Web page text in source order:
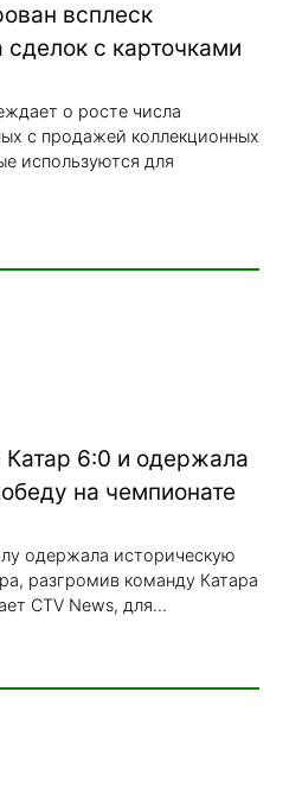
всплеск
с карточками
о росте числа
с продажей коллекционных
используются для
6:0 и одержала
на чемпионате
одержала историческую
разгромив команду Катара
CTV News, для...